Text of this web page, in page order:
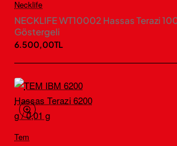
Necklife
NECKLIFE WT10002 Hassas Terazi
Göstergeli
6.500,00TL
Tem